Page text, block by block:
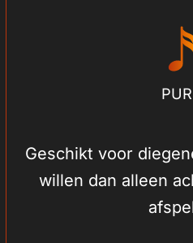
Geschikt voor
willen dan alleen